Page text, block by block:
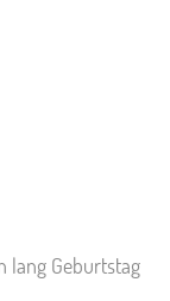
lang Geburtstag